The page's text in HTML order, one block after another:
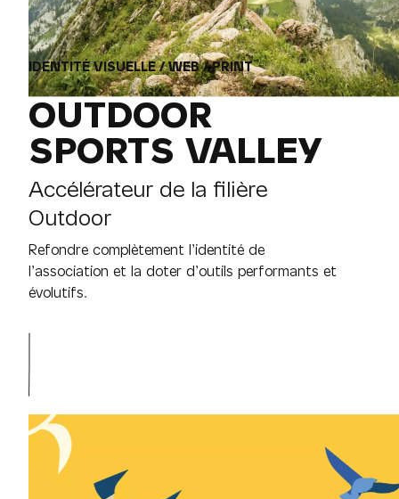
Contact
IDENTITÉ VISUELLE / WEB / PRINT
OUTDOOR
SPORTS VALLEY
Accélérateur de la filière
Outdoor
Refondre complètement l’identité de
l’association et la doter d’outils performants et
évolutifs.